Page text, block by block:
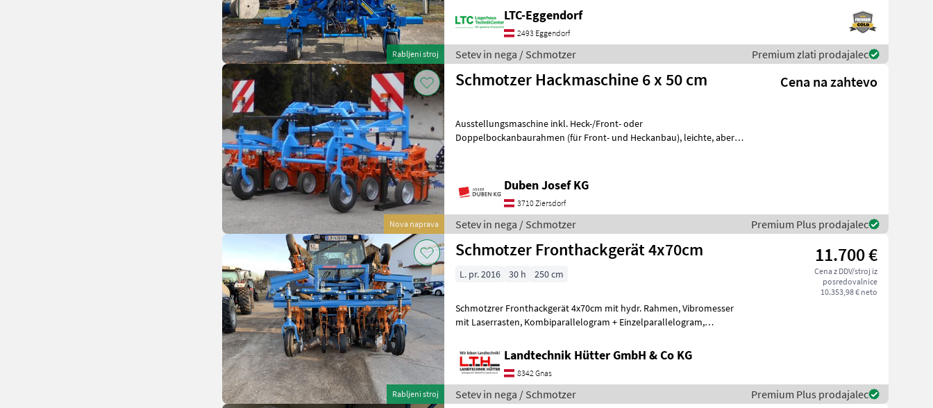
Rabljeni stroj
LTC-Eggendorf
2493 Eggendorf
Setev in nega / Schmotzer Premium zlati prodajalec
Nova naprava
Schmotzer Hackmaschine 6 x 50 cm Cena na zahtevo
Ausstellungsmaschine inkl. Heck-/Front- oder
Doppelbockanbaurahmen (für Front- und Heckanbau), leichte, aber
Duben Josef KG
3710 Ziersdorf
Setev in nega / Schmotzer Premium Plus prodajalec
Rabljeni stroj
Schmotzer Fronthackgerät 4x70cm 11.700 €
Cena z DDV/stroj iz
posredovalnice
10.353,98 € neto
L. pr. 2016 30 h 250 cm
Schmotzrer Fronthackgerät 4x70cm mit hydr. Rahmen, Vibromesser
mit Laserrasten, Kombiparallelogram + Einzelparallelogram,
Landtechnik Hütter GmbH & Co KG
8342 Gnas
Setev in nega / Schmotzer Premium Plus prodajalec